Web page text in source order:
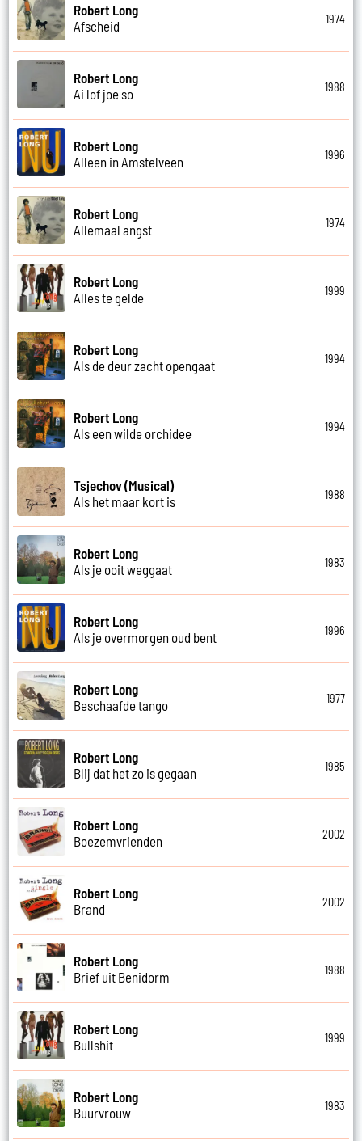
Robert Long
Afscheid
1974
Robert Long
Ai lof joe so
1988
Robert Long
Alleen in Amstelveen
1996
Robert Long
Allemaal angst
1974
Robert Long
Alles te gelde
1999
Robert Long
Als de deur zacht opengaat
1994
Robert Long
Als een wilde orchidee
1994
Tsjechov (Musical)
Als het maar kort is
1988
Robert Long
Als je ooit weggaat
1983
Robert Long
Als je overmorgen oud bent
1996
Robert Long
Beschaafde tango
1977
Robert Long
Blij dat het zo is gegaan
1985
Robert Long
Boezemvrienden
2002
Robert Long
Brand
2002
Robert Long
Brief uit Benidorm
1988
Robert Long
Bullshit
1999
Robert Long
Buurvrouw
1983